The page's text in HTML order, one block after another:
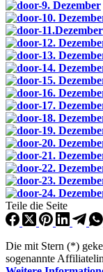
Teile die Seite
Die mit Stern (*)
sogenannte